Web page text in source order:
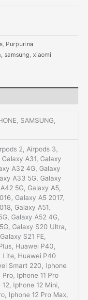
, Purpurina
, samsung, xiaomi
SAMSUNG,
2, Airpods 3,
A31, Galaxy
A32 4G, Galaxy
A33 5G, Galaxy
5G, Galaxy A5,
Galaxy A5 2017,
Galaxy A51,
Galaxy A52 4G,
Galaxy S20 Ultra,
S21 FE,
Huawei P40,
Lite, Huawei P40
Smart 220, Iphone
Pro, Iphone 11 Pro
Iphone 12 Mini,
Iphone 12 Pro Max,